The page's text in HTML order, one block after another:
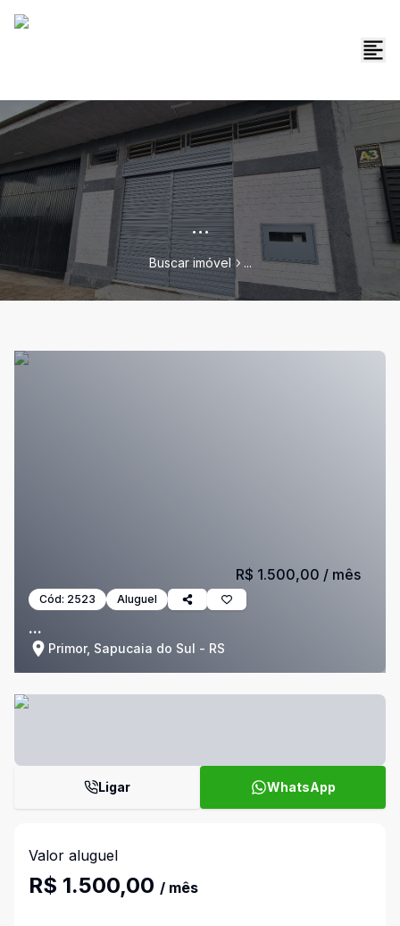
...
Buscar imóvel ...
Cód: 2523 Aluguel
...
Primor, Sapucaia do Sul - RS
R$ 1.500,00 / mês
Ligar WhatsApp
Valor aluguel
R$ 1.500,00 / mês